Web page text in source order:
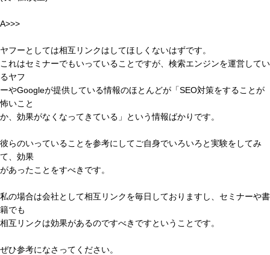
A>>>
ヤフーとしては相互リンクはしてほしくないはずです。
これはセミナーでもいっていることですが、検索エンジンを運営してい
るヤフ
ーやGoogleが提供している情報のほとんどが「SEO対策をすることが
怖いこと
か、効果がなくなってきている」という情報ばかりです。
彼らのいっていることを参考にしてご自身でいろいろと実験をしてみ
て、効果
があったことをすべきです。
私の場合は会社として相互リンクを毎日しておりますし、セミナーや書
籍でも
相互リンクは効果があるのですべきですということです。
ぜひ参考になさってください。